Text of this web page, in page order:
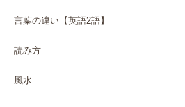
言葉の違い【英語2語】
読み方
風水